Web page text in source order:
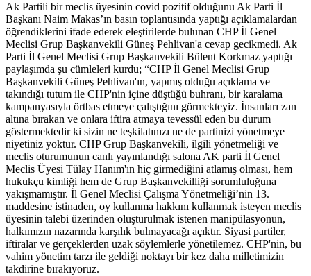
Ak Partili bir meclis üyesinin covid pozitif olduğunu Ak Parti İl
Başkanı Naim Makas’ın basın toplantısında yaptığı açıklamalardan
öğrendiklerini ifade ederek eleştirilerde bulunan CHP İl Genel
Meclisi Grup Başkanvekili Güneş Pehlivan'a cevap gecikmedi. Ak
Parti İl Genel Meclisi Grup Başkanvekili Bülent Korkmaz yaptığı
paylaşımda şu cümleleri kurdu; “CHP İl Genel Meclisi Grup
Başkanvekili Güneş Pehlivan'ın, yapmış olduğu açıklama ve
takındığı tutum ile CHP'nin içine düştüğü buhranı, bir karalama
kampanyasıyla örtbas etmeye çalıştığını görmekteyiz. İnsanları zan
altına bırakan ve onlara iftira atmaya tevessül eden bu durum
göstermektedir ki sizin ne teşkilatınızı ne de partinizi yönetmeye
niyetiniz yoktur. CHP Grup Başkanvekili, ilgili yönetmeliği ve
meclis oturumunun canlı yayınlandığı salona AK parti İl Genel
Meclis Üyesi Tülay Hanım'ın hiç girmediğini atlamış olması, hem
hukukçu kimliği hem de Grup Başkanvekilliği sorumluluğuna
yakışmamıştır. İl Genel Meclisi Çalışma Yönetmeliği’nin 13.
maddesine istinaden, oy kullanma hakkını kullanmak isteyen meclis
üyesinin talebi üzerinden oluşturulmak istenen manipülasyonun,
halkımızın nazarında karşılık bulmayacağı açıktır. Siyasi partiler,
iftiralar ve gerçeklerden uzak söylemlerle yönetilemez. CHP'nin, bu
vahim yönetim tarzı ile geldiği noktayı bir kez daha milletimizin
takdirine bırakıyoruz.